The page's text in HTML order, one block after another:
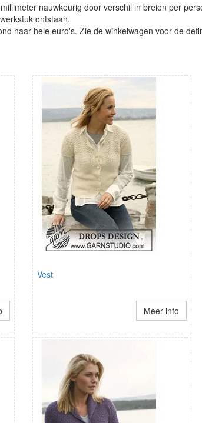
nauwkeurig door verschil in breien per
ontstaan.
naar hele euro's. Zie de winkelwagen voor de
Vest
Meer info